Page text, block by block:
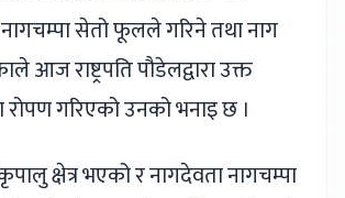
सेतो फूलले गरिने तथा नाग
आज राष्ट्रपति पौडेलद्वारा उक्त
गरिएको उनको भनाइ छ ।
क्षेत्र भएको र नागदेवता नागचम्पा